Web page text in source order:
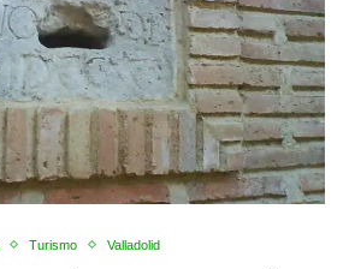
Turismo Valladolid